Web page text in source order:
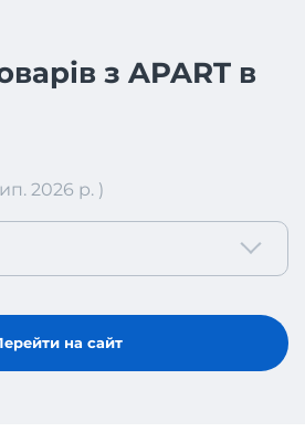
з APART в
2026 р. )
на сайт